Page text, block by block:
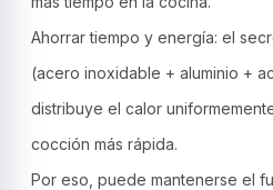
Ahorrar tiempo y energía: el
(acero inoxidable + aluminio +
distribuye el calor
cocción más rápida.
Por eso, puede mantenerse el